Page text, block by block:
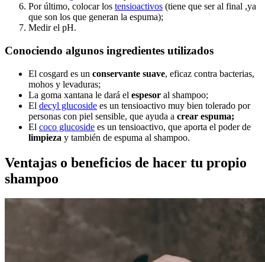
Por último, colocar los tensioactivos (tiene que ser al final ,ya
que son los que generan la espuma);
Medir el pH.
Conociendo algunos ingredientes utilizados
El cosgard es un conservante suave, eficaz contra bacterias,
mohos y levaduras;
La goma xantana le dará el espesor al shampoo;
El decyl glucoside es un tensioactivo muy bien tolerado por
personas con piel sensible, que ayuda a crear espuma;
El coco glucoside es un tensioactivo, que aporta el poder de
limpieza y también de espuma al shampoo.
Ventajas o beneficios de hacer tu propio
shampoo